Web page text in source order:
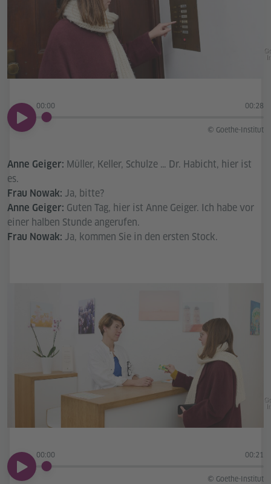
00:00 00:28
00:00
© Goethe-Institut
Anne Geiger: Müller, Keller, Schulze … Dr. Habicht, hier ist
es.
Frau Nowak: Ja, bitte?
Anne Geiger: Guten Tag, hier ist Anne Geiger. Ich habe vor
einer halben Stunde angerufen.
Frau Nowak: Ja, kommen Sie in den ersten Stock.
00:00 00:21
00:00
© Goethe-Institut